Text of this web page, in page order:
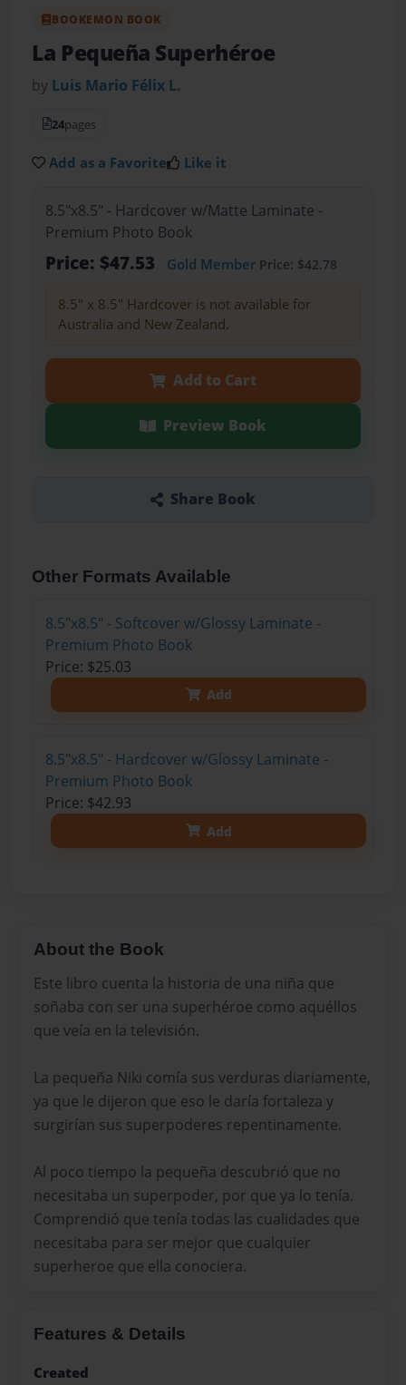
BOOKEMON BOOK
La Pequeña Superhéroe
by Luis Mario Félix L.
24pages
Add as a Favorite Like it
8.5"x8.5" - Hardcover w/Matte Laminate -
Premium Photo Book
Price: $47.53 Gold MemberPrice: $42.78
8.5" x 8.5" Hardcover is not available for
Australia and New Zealand.
Add to Cart
Preview Book
Share Book
Other Formats Available
8.5"x8.5" - Softcover w/Glossy Laminate -
Premium Photo Book
Price: $25.03
Add
8.5"x8.5" - Hardcover w/Glossy Laminate -
Premium Photo Book
Price: $42.93
Add
About the Book
Este libro cuenta la historia de una niña que
soñaba con ser una superhéroe como aquéllos
que veía en la televisión.
La pequeña Niki comía sus verduras diariamente,
ya que le dijeron que eso le daría fortaleza y
surgirían sus superpoderes repentinamente.
Al poco tiempo la pequeña descubrió que no
necesitaba un superpoder, por que ya lo tenía.
Comprendió que tenía todas las cualidades que
necesitaba para ser mejor que cualquier
superheroe que ella conociera.
Features & Details
Created